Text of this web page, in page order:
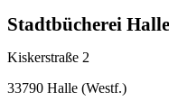
Stadtbücherei
Kiskerstraße 2
33790 Halle (Westf.)